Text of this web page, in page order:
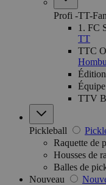
Profi -TT-
1. FC
TT
TTC
TTV
Pickleball
Raquette de
Housses de
Balles de
Nouveau